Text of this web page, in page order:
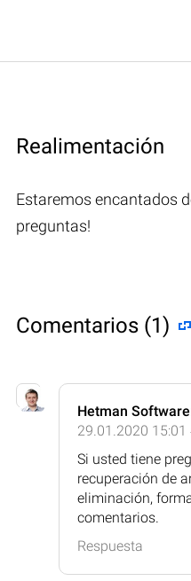
Realimentación
Estaremos encantados
preguntas!
Comentarios (1)
Hetman
29.01.2020 15:01
Si usted tiene
recuperación de
eliminación,
comentarios.
Respuesta